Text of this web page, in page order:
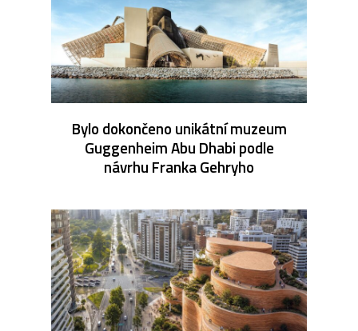
Bylo dokončeno unikátní muzeum
Guggenheim Abu Dhabi podle
návrhu Franka Gehryho